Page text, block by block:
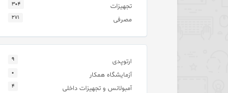
تجهیزات ۳۰۴
مصرفی ۲۷۱
ارتوپدی ۹
آزمایشگاه همکار ۰
آمبولانس و تجهیزات داخلی ۴